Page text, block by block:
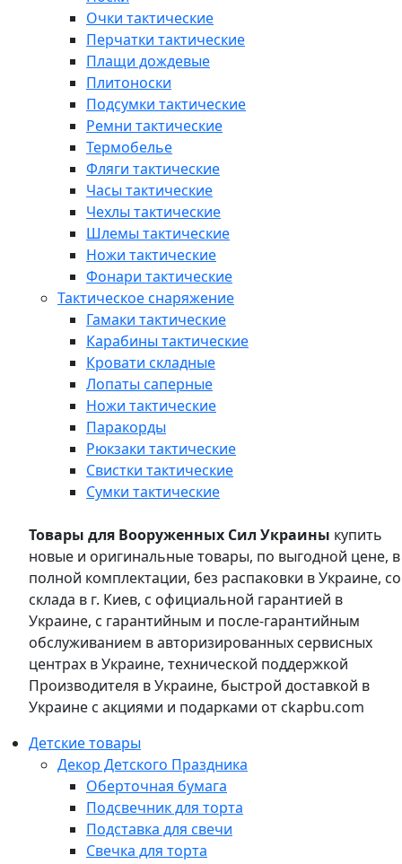
Очки тактические
Перчатки тактические
Плащи дождевые
Плитоноски
Подсумки тактические
Ремни тактические
Термобелье
Фляги тактические
Часы тактические
Чехлы тактические
Шлемы тактические
Ножи тактические
Фонари тактические
Тактическое снаряжение
Гамаки тактические
Карабины тактические
Кровати складные
Лопаты саперные
Ножи тактические
Паракорды
Рюкзаки тактические
Свистки тактические
Сумки тактические
Товары для Вооруженных Сил Украины купить
новые и оригинальные товары, по выгодной цене, в
полной комплектации, без распаковки в Украине, со
склада в г. Киев, с официальной гарантией в
Украине, с гарантийным и после-гарантийным
обслуживанием в авторизированных сервисных
центрах в Украине, технической поддержкой
Производителя в Украине, быстрой доставкой в
Украине с акциями и подарками от ckapbu.com
Детские товары
Декор Детского Праздника
Оберточная бумага
Подсвечник для торта
Подставка для свечи
Свечка для торта